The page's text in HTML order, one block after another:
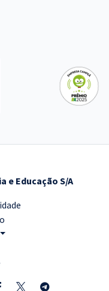
e Educação S/A